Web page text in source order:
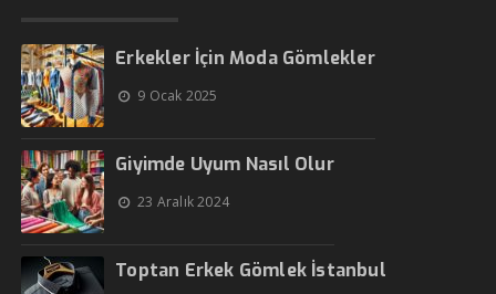
Erkekler İçin Moda Gömlekler
9 Ocak 2025
Giyimde Uyum Nasıl Olur
23 Aralık 2024
Toptan Erkek Gömlek İstanbul